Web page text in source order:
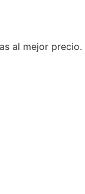
al mejor precio.